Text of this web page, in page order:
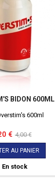
BIDON 600ML
600ml
€ Prix
de
base
4,00 €
AU PANIER
En stock